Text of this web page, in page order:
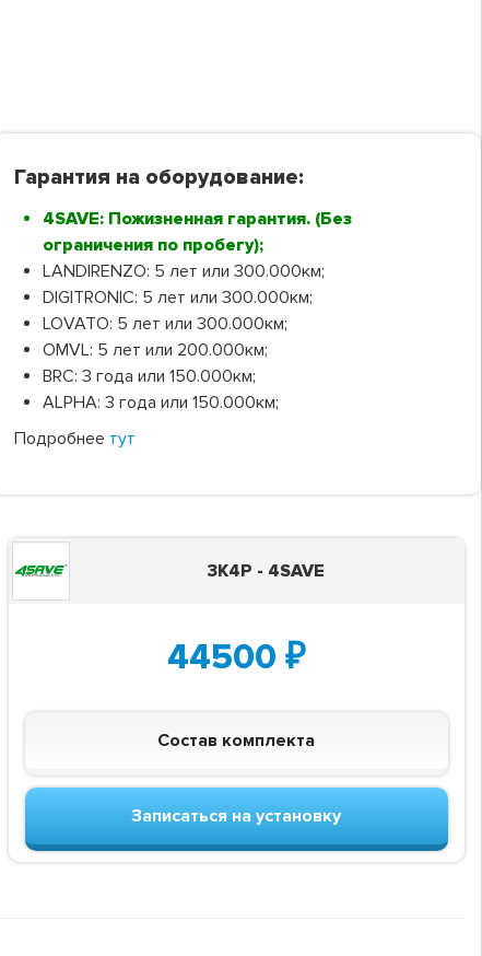
Гарантия на оборудование:
4SAVE: Пожизненная гарантия. (Без
ограничения по пробегу);
LANDIRENZO: 5 лет или 300.000км;
DIGITRONIC: 5 лет или 300.000км;
LOVATO: 5 лет или 300.000км;
OMVL: 5 лет или 200.000км;
BRC: 3 года или 150.000км;
ALPHA: 3 года или 150.000км;
Подробнее тут
3K4P - 4SAVE
44500 ₽
Состав комплекта
Записаться на установку